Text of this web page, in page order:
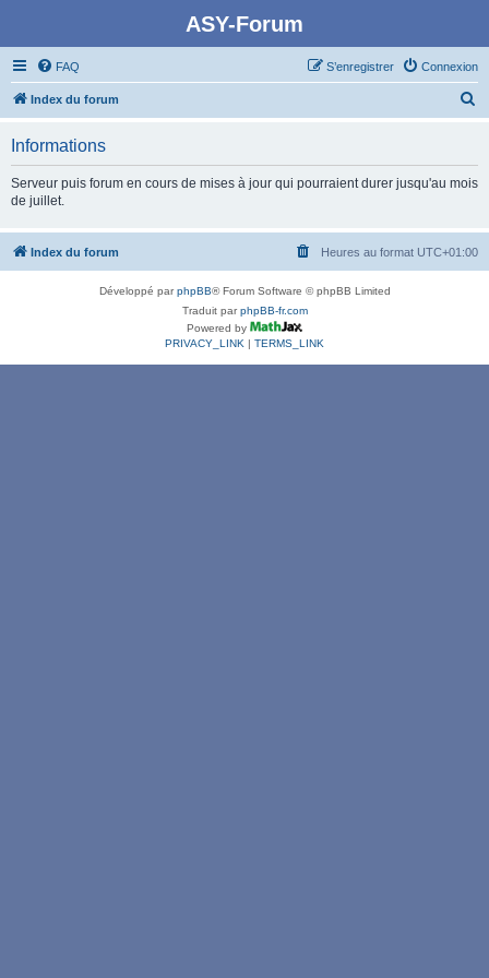
ASY-Forum
FAQ Connexion
S’enregistrer
Index du forum
c
Informations
Serveur puis forum en cours de mises à jour qui pourraient durer jusqu'au mois
de juillet.
Index du forum Heures au format UTC+01:00
Développé parphpBB® Forum Software © phpBB Limited
Traduit parphpBB-fr.com
Powered by
PRIVACY_LINK | TERMS_LINK